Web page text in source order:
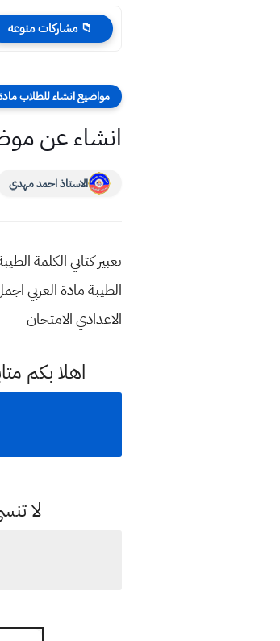
📁 مشاركات منوعه
مواضيع انشاء للطلاب مادة
انشاء عن
الاستاذ احمد مهدي
تعبير كتابي الكلمة
الطيبة مادة العربي
الاعدادي الامتحان
اهلا بكم
لا